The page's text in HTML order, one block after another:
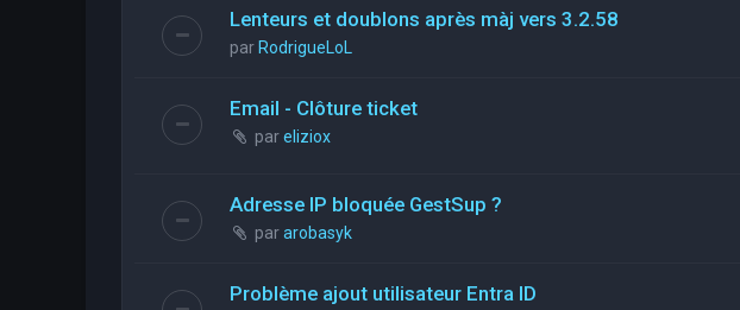
Lenteurs et doublons après màj vers 3.2.58
par RodrigueLoL
Email - Clôture ticket
pareliziox
Adresse IP bloquée GestSup ?
pararobasyk
Problème ajout utilisateur Entra ID